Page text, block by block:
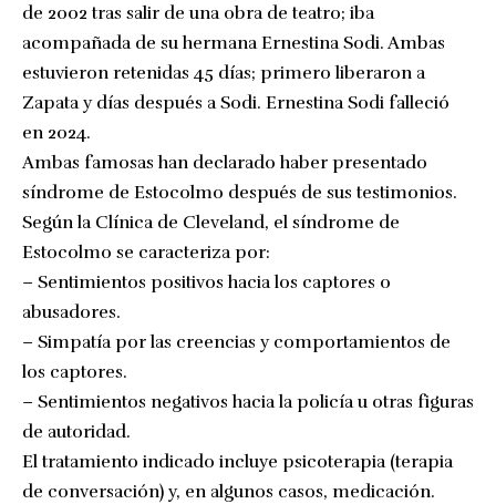
de 2002 tras salir de una obra de teatro; iba
acompañada de su hermana Ernestina Sodi. Ambas
estuvieron retenidas 45 días; primero liberaron a
Zapata y días después a Sodi. Ernestina Sodi falleció
en 2024.
Ambas famosas han declarado haber presentado
síndrome de Estocolmo después de sus testimonios.
Según la Clínica de Cleveland, el síndrome de
Estocolmo se caracteriza por:
– Sentimientos positivos hacia los captores o
abusadores.
– Simpatía por las creencias y comportamientos de
los captores.
– Sentimientos negativos hacia la policía u otras figuras
de autoridad.
El tratamiento indicado incluye psicoterapia (terapia
de conversación) y, en algunos casos, medicación.